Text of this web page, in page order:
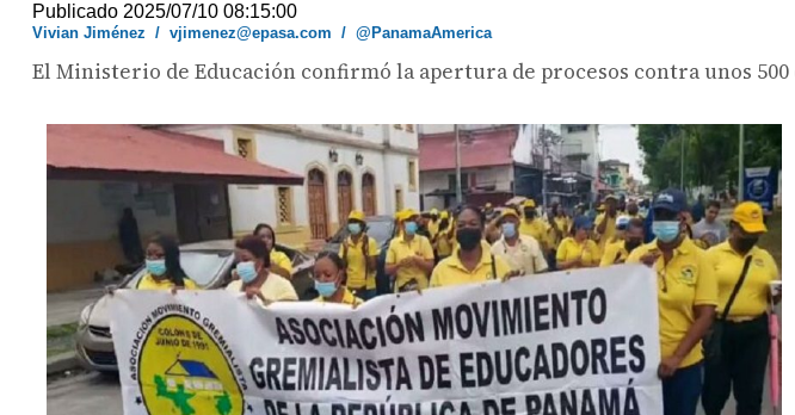
Publicado 2025/07/10 08:15:00
Vivian Jiménez /vjimenez@epasa.com /@PanamaAmerica
El Ministerio de Educación confirmó la apertura de procesos contra unos